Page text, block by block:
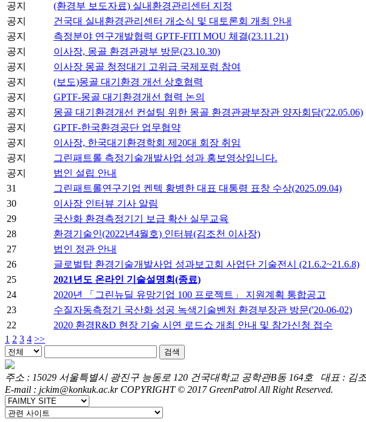
공지
(환경부 보도자료) 실내환경관리센터 지정
공지
건국대 실내환경관리센터 개소식 및 대토론회 개최 안내
공지
측정분야 연구개발협력 GPTF-FITI MOU 체결(23.11.21)
공지
이사장, 몽골 환경관광부 방문(23.10.30)
공지
이사장 몽골 청정대기 고위급 국제포럼 참여
공지
(보도)몽골 대기환경 개선 상호협력
공지
GPTF-몽골 대기환경개선 협력 논의
공지
몽골 대기환경개선 컨설팅 위한 몽골 환경관광부장관 양자회담('22.05.06)
공지
GPTF-한국환경공단 업무협약
공지
이사장, 한국대기환경학회 제20대 회장 취임
공지
그린패트롤 측정기술개발사업 성과 홍보영상입니다.
공지
법인 설립 안내
31
그린패트롤연구기업 켄텍 황병한 대표 대통령 표창 수상(2025.09.04)
30
이사장 인터뷰 기사 알림
29
국산화 환경측정기기 보급 확산 실무교육
28
환경기술인(2022년4월호) 인터뷰(김조천 이사장)
27
법인 정관 안내
26
글로벌탑 환경기술개발사업 성과보고회 사업단 기술전시 (21.6.2~21.6.8)
25
2021년도 온라인 기술설명회(종료)
24
2020년 「그린뉴딜 유망기업 100 프로젝트」 지원계획 통합공고
23
수질자동측정기 국산화 성공 녹색기술벤처 환경부장관 방문('20-06-02)
22
2020 환경R&D 현장 기술 시연 로드쇼 개최 안내 및 참가신청 접수
1 2 3 4 >>
주소 : 15029 서울특별시 광진구 능동로 120 건국대학교 공학관B동 164호 대표 : 김
E-mail : jckim@konkuk.ac.kr COPYRIGHT © 2017 GreenPatrol All Right Reserved.